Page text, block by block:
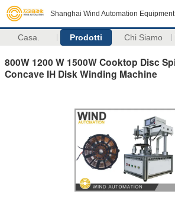
Shanghai Wind Automation Equipment
Casa. Prodotti Chi Siamo
800W 1200 W 1500W Cooktop Disc
Concave IH Disk Winding Machine